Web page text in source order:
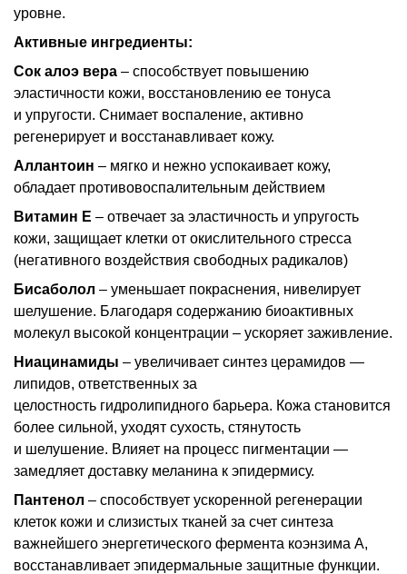
уровне.
Активные ингредиенты:
Сок алоэ вера – способствует повышению
эластичности кожи, восстановлению ее тонуса
и упругости. Снимает воспаление, активно
регенерирует и восстанавливает кожу.
Аллантоин – мягко и нежно успокаивает кожу,
обладает противовоспалительным действием
Витамин Е – отвечает за эластичность и упругость
кожи, защищает клетки от окислительного стресса
(негативного воздействия свободных радикалов)
Бисаболол – уменьшает покраснения, нивелирует
шелушение. Благодаря содержанию биоактивных
молекул высокой концентрации – ускоряет заживление.
Ниацинамиды – увеличивает синтез церамидов —
липидов, ответственных за
целостность гидролипидного барьера. Кожа становится
более сильной, уходят сухость, стянутость
и шелушение. Влияет на процесс пигментации —
замедляет доставку меланина к эпидермису.
Пантенол – способствует ускоренной регенерации
клеток кожи и слизистых тканей за счет синтеза
важнейшего энергетического фермента коэнзима А,
восстанавливает эпидермальные защитные функции.